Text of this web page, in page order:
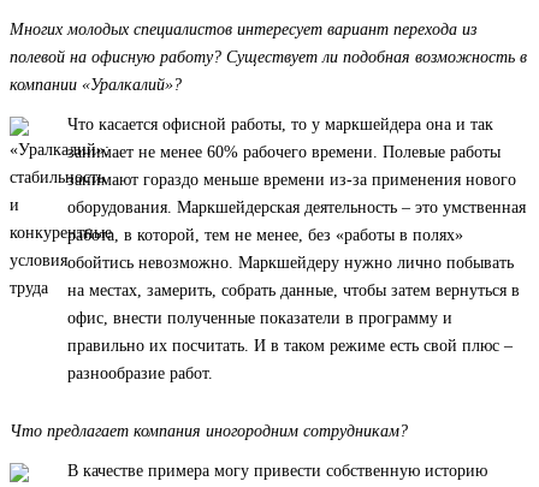
Многих молодых специалистов интересует вариант перехода из
полевой на офисную работу? Существует ли подобная возможность в
компании «Уралкалий»?
Что касается офисной работы, то у маркшейдера она и так
занимает не менее 60% рабочего времени. Полевые работы
занимают гораздо меньше времени из-за применения нового
оборудования. Маркшейдерская деятельность – это умственная
работа, в которой, тем не менее, без «работы в полях»
обойтись невозможно. Маркшейдеру нужно лично побывать
на местах, замерить, собрать данные, чтобы затем вернуться в
офис, внести полученные показатели в программу и
правильно их посчитать. И в таком режиме есть свой плюс –
разнообразие работ.
Что предлагает компания иногородним сотрудникам?
В качестве примера могу привести собственную историю